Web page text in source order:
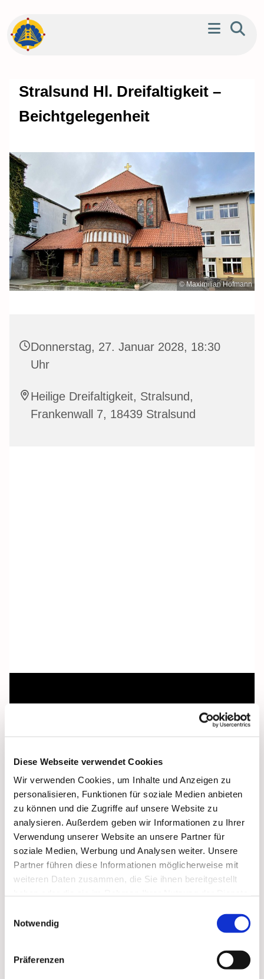
Diese Webseite verwendet Cookies
Wir verwenden Cookies, um Inhalte und Anzeigen zu
personalisieren, Funktionen für soziale Medien anbieten
zu können und die Zugriffe auf unsere Website zu
analysieren. Außerdem geben wir Informationen zu Ihrer
Verwendung unserer Website an unsere Partner für
soziale Medien, Werbung und Analysen weiter. Unsere
Partner führen diese Informationen möglicherweise mit
weiteren Daten zusammen, die Sie ihnen bereitgestellt
Notwendig
Präferenzen
Stralsund Hl. Dreifaltigkeit –
Beichtgelegenheit
© Maximilian Hofmann
Donnerstag, 27. Januar 2028, 18:30
Uhr
Heilige Dreifaltigkeit, Stralsund,
Frankenwall 7, 18439 Stralsund
Dies könnte Sie auch